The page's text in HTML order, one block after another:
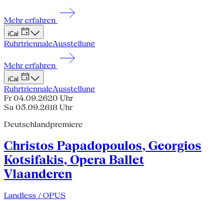
Mehr erfahren
iCal
RuhrtriennaleAusstellung
Mehr erfahren
iCal
RuhrtriennaleAusstellung
Fr 04.09.2620 Uhr
Sa 05.09.2618 Uhr
Deutschlandpremiere
Christos Papadopoulos, Georgios
Kotsifakis, Opera Ballet
Vlaanderen
Landless / OPUS